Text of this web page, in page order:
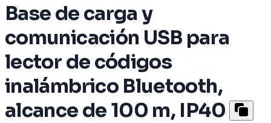
Base de carga y
comunicación USB para
lector de códigos
inalámbrico Bluetooth,
alcance de 100 m, IP40